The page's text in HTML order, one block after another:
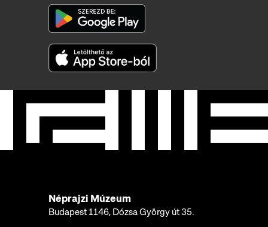
Néprajzi Múzeum
Budapest 1146, Dózsa György út 35.